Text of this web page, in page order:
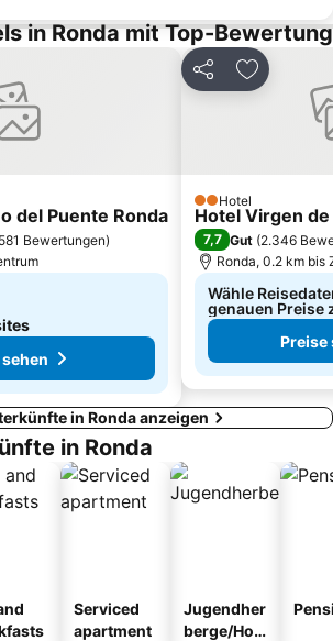
La Rada
Castillo de la Duquesa
Paseo de La Alameda
El Saladillo
of Marbella
La Bajadilla
in Ronda mit Top-Bewertung
hinzufügen
del Puente Ronda
Bewertungen)
Teilen Zu
2 Sterne
Hotel
Hotel Virgen
7,7 Gut (2.346
Ronda, 0.2 km bis
Wähle
genauen Preise
Preise
in Ronda anzeigen
in Ronda
Serviced
apartment
Jugendher
berge/Hos